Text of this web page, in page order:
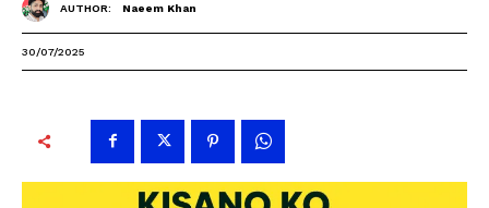
AUTHOR: Naeem Khan
30/07/2025